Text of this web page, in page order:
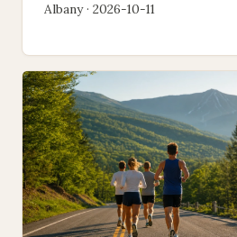
Albany · 2026-10-11